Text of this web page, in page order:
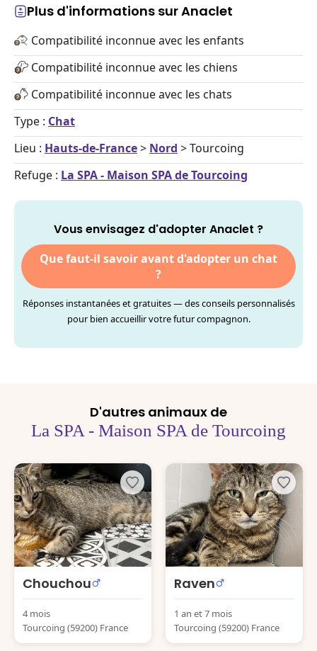
Plus d'informations sur Anaclet
Compatibilité inconnue avec les enfants
Compatibilité inconnue avec les chiens
Compatibilité inconnue avec les chats
Type : Chat
Lieu : Hauts-de-France> Nord > Tourcoing
Refuge : La SPA - Maison SPA de Tourcoing
Vous envisagez d'adopter Anaclet ?
Que faut-il savoir avant d'adopter un chat
?
Réponses instantanées et gratuites — des conseils personnalisés
pour bien accueillir votre futur compagnon.
D'autres animaux de
La SPA - Maison SPA de Tourcoing
Chouchou
4 mois
Tourcoing (59200) France
Raven
1 an et 7 mois
Tourcoing (59200) France